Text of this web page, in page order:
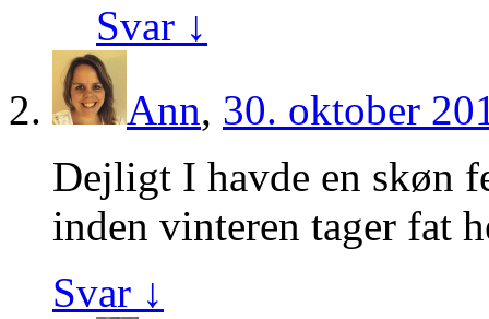
Svar ↓
Ann, 30. oktober
Dejligt I havde en skøn
inden vinteren tager fat
Svar ↓